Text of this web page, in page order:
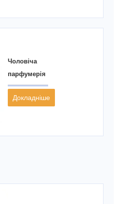
Чоловіча
парфумерія
Докладніше